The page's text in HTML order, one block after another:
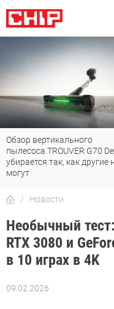
Обзор вертикального
пылесоса TROUVER G70
убирается так, как другие
могут
Новости
Необычный
RTX 3080 и
в 10 играх в 4K
09.02.2026
Автор: